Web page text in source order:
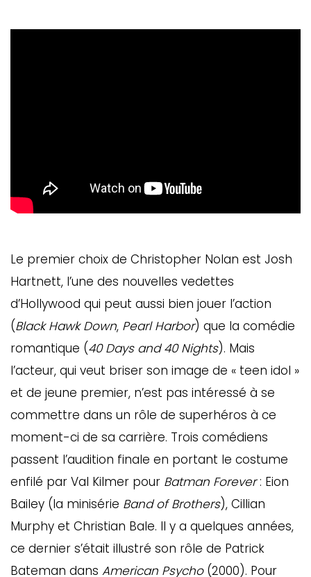
Le premier choix de Christopher Nolan est Josh
Hartnett, l’une des nouvelles vedettes
d’Hollywood qui peut aussi bien jouer l’action
(Black Hawk Down, Pearl Harbor) que la comédie
romantique (40 Days and 40 Nights). Mais
l’acteur, qui veut briser son image de « teen idol »
et de jeune premier, n’est pas intéressé à se
commettre dans un rôle de superhéros à ce
moment-ci de sa carrière. Trois comédiens
passent l’audition finale en portant le costume
enfilé par Val Kilmer pour Batman Forever: Eion
Bailey (la minisérie Band of Brothers), Cillian
Murphy et Christian Bale. Il y a quelques années,
ce dernier s’était illustré son rôle de Patrick
Bateman dans American Psycho (2000). Pour